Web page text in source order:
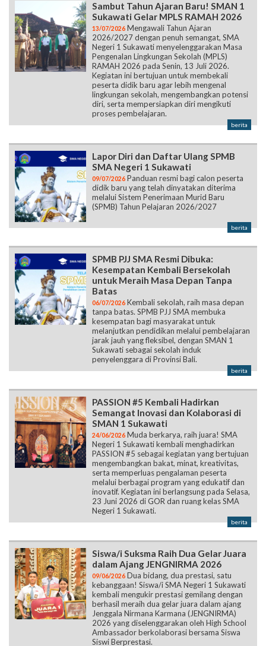
Sambut Tahun Ajaran Baru! SMAN 1
Sukawati Gelar MPLS RAMAH 2026
13/07/2026 Mengawali Tahun Ajaran
2026/2027 dengan penuh semangat, SMA
Negeri 1 Sukawati menyelenggarakan Masa
Pengenalan Lingkungan Sekolah (MPLS)
RAMAH 2026 pada Senin, 13 Juli 2026.
Kegiatan ini bertujuan untuk membekali
peserta didik baru agar lebih mengenal
lingkungan sekolah, mengembangkan potensi
diri, serta mempersiapkan diri mengikuti
proses pembelajaran.
berita
Lapor Diri dan Daftar Ulang SPMB
SMA Negeri 1 Sukawati
09/07/2026 Panduan resmi bagi calon peserta
didik baru yang telah dinyatakan diterima
melalui Sistem Penerimaan Murid Baru
(SPMB) Tahun Pelajaran 2026/2027
berita
SPMB PJJ SMA Resmi Dibuka:
Kesempatan Kembali Bersekolah
untuk Meraih Masa Depan Tanpa
Batas
06/07/2026 Kembali sekolah, raih masa depan
tanpa batas. SPMB PJJ SMA membuka
kesempatan bagi masyarakat untuk
melanjutkan pendidikan melalui pembelajaran
jarak jauh yang fleksibel, dengan SMAN 1
Sukawati sebagai sekolah induk
penyelenggara di Provinsi Bali.
berita
PASSION #5 Kembali Hadirkan
Semangat Inovasi dan Kolaborasi di
SMAN 1 Sukawati
24/06/2026 Muda berkarya, raih juara! SMA
Negeri 1 Sukawati kembali menghadirkan
PASSION #5 sebagai kegiatan yang bertujuan
mengembangkan bakat, minat, kreativitas,
serta memperluas pengalaman peserta
melalui berbagai program yang edukatif dan
inovatif. Kegiatan ini berlangsung pada Selasa,
23 Juni 2026 di GOR dan ruang kelas SMA
Negeri 1 Sukawati.
berita
Siswa/i Suksma Raih Dua Gelar Juara
dalam Ajang JENGNIRMA 2026
09/06/2026 Dua bidang, dua prestasi, satu
kebanggaan! Siswa/i SMA Negeri 1 Sukawati
kembali mengukir prestasi gemilang dengan
berhasil meraih dua gelar juara dalam ajang
Jenggala Nirmana Karmana (JENGNIRMA)
2026 yang diselenggarakan oleh High School
Ambassador berkolaborasi bersama Siswa
Siswi Berprestasi.